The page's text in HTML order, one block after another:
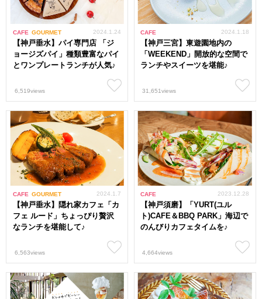
CAFE GOURMET
【神戸垂水】パイ専門店 「ジ
ョージズパイ」種類豊富なパイ
とワンプレートランチが人気♪
2024.1.24
6,519views
CAFE
【神戸三宮】東遊園地内の
「WEEKEND」開放的な空間で
ランチやスイーツを堪能♪
2024.1.18
31,651views
CAFE GOURMET
【神戸垂水】隠れ家カフェ「カ
フェ ルード」ちょっぴり贅沢
なランチを堪能して♪
2024.1.7
6,563views
CAFE
【神戸須磨】「YURT(ユル
ト)CAFE＆BBQ PARK」海辺で
のんびりカフェタイムを♪
2023.12.28
4,664views